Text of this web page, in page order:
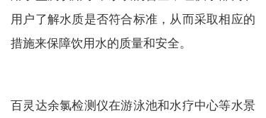
用户了解水质是否符合标准，从而采取相应的
措施来保障饮用水的质量和安全。
百灵达余氯检测仪在游泳池和水疗中心等水景